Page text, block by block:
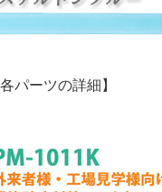
パーツの詳細】